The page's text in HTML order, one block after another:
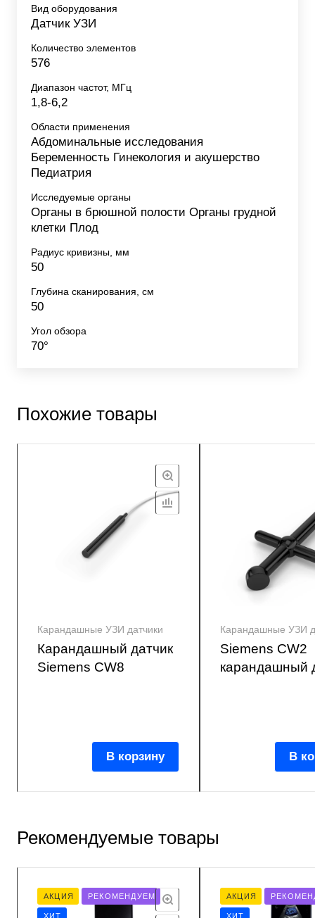
Вид оборудования
Датчик УЗИ
Количество элементов
576
Диапазон частот, МГц
1,8-6,2
Области применения
Абдоминальные исследования
Беременность Гинекология и акушерство
Педиатрия
Исследуемые органы
Органы в брюшной полости Органы грудной
клетки Плод
Радиус кривизны, мм
50
Глубина сканирования, см
50
Угол обзора
70°
Похожие товары
Карандашные УЗИ датчики
Карандашный датчик
Siemens CW8
В корзину
Карандашные УЗИ
Siemens CW2
карандашный
В
Рекомендуемые товары
АКЦИЯ РЕКОМЕНДУЕМ
ХИТ
АКЦИЯ
ХИТ